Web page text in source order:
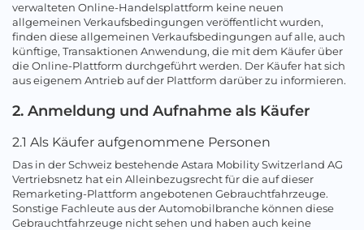
verwalteten Online-Handelsplattform keine neuen
allgemeinen Verkaufsbedingungen veröffentlicht wurden,
finden diese allgemeinen Verkaufsbedingungen auf alle, auch
künftige, Transaktionen Anwendung, die mit dem Käufer über
die Online-Plattform durchgeführt werden. Der Käufer hat sich
aus eigenem Antrieb auf der Plattform darüber zu informieren.
2. Anmeldung und Aufnahme als Käufer
2.1 Als Käufer aufgenommene Personen
Das in der Schweiz bestehende Astara Mobility Switzerland AG
Vertriebsnetz hat ein Alleinbezugsrecht für die auf dieser
Remarketing-Plattform angebotenen Gebrauchtfahrzeuge.
Sonstige Fachleute aus der Automobilbranche können diese
Gebrauchtfahrzeuge nicht sehen und haben auch keine